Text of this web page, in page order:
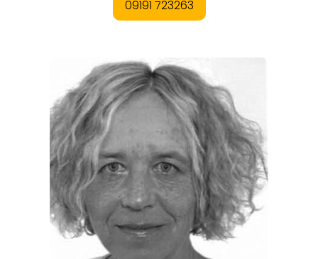
REGIONEN
EVENTS
REISEFÜHRER
REISEMAGAZINE